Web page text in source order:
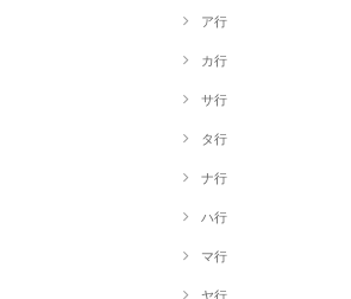
ア行
カ行
サ行
タ行
ナ行
ハ行
マ行
ヤ行